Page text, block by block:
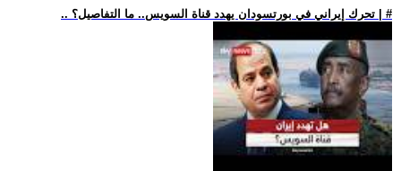
.. تحرك إيراني في بورتسودان يهدد قناة السويس.. ما التفاصيل؟ | #